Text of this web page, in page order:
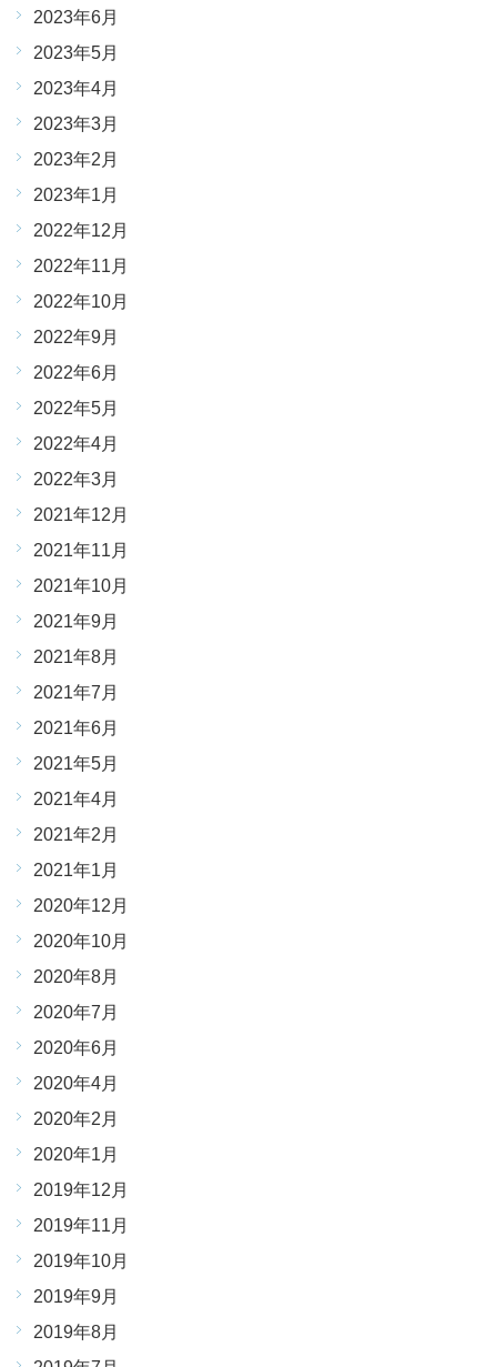
2023年6月
2023年5月
2023年4月
2023年3月
2023年2月
2023年1月
2022年12月
2022年11月
2022年10月
2022年9月
2022年6月
2022年5月
2022年4月
2022年3月
2021年12月
2021年11月
2021年10月
2021年9月
2021年8月
2021年7月
2021年6月
2021年5月
2021年4月
2021年2月
2021年1月
2020年12月
2020年10月
2020年8月
2020年7月
2020年6月
2020年4月
2020年2月
2020年1月
2019年12月
2019年11月
2019年10月
2019年9月
2019年8月